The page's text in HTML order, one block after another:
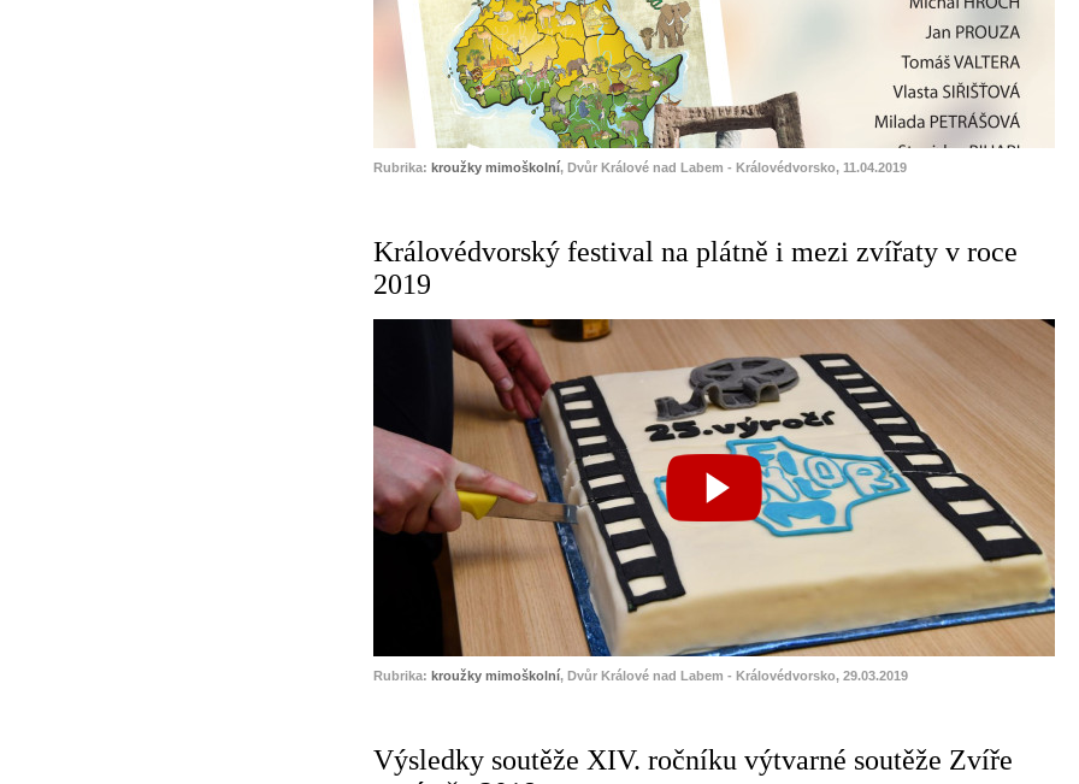
Rubrika: kroužky mimoškolní, Dvůr Králové nad Labem - Královédvorsko, 11.04.2019
Královédvorský festival na plátně i mezi zvířaty v roce
2019
Rubrika: kroužky mimoškolní, Dvůr Králové nad Labem - Královédvorsko, 29.03.2019
Výsledky soutěže XIV. ročníku výtvarné soutěže Zvíře